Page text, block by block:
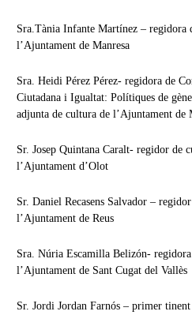
Sra.Tània Infante Martínez – regidora
l’Ajuntament de Manresa
Sra. Heidi Pérez Pérez- regidora de
Ciutadana i Igualtat: Polítiques de
adjunta de cultura de l’Ajuntament de
Sr. Josep Quintana Caralt- regidor de
l’Ajuntament d’Olot
Sr. Daniel Recasens Salvador –
l’Ajuntament de Reus
Sra. Núria Escamilla Belizón-
l’Ajuntament de Sant Cugat del Vallès
Sr. Jordi Jordan Farnós – primer